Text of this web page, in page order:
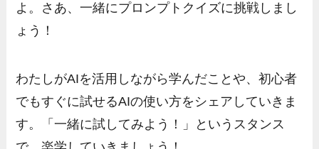
よ。さあ、一緒にプロンプトクイズに挑戦しまし
ょう！
わたしがAIを活用しながら学んだことや、初心者
でもすぐに試せるAIの使い方をシェアしていきま
す。「一緒に試してみよう！」というスタンス